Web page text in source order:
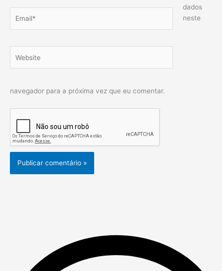
dados
neste
navegador para a próxima vez que eu comentar.